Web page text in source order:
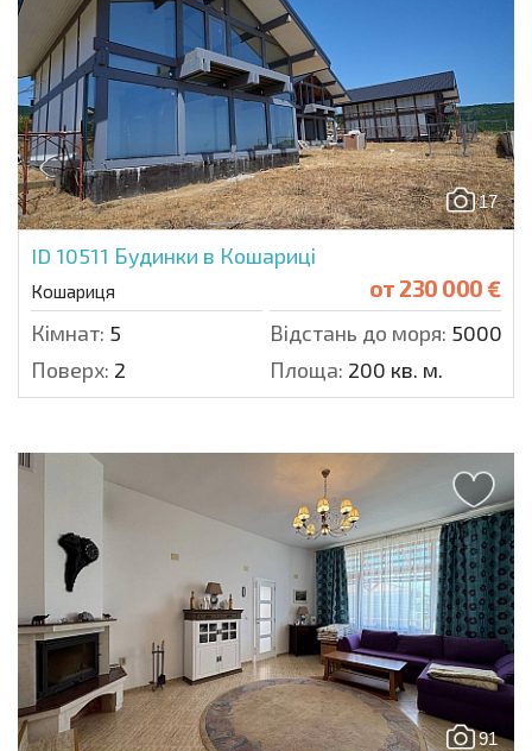
17
ID 10511 Будинки в Кошариці
Кошариця от 230 000 €
Кімнат: 5 Відстань до моря: 5000 м.
Поверх: 2 Площа: 200 кв. м.
91